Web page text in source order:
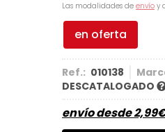
Las modalidades de envío y
en oferta
Ref.: 010138
DESCATALOGADO
envío desde2,99